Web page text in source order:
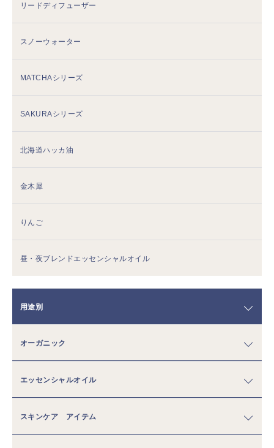
リードディフューザー
スノーウォーター
MATCHAシリーズ
SAKURAシリーズ
北海道ハッカ油
金木犀
りんご
昼・夜ブレンドエッセンシャルオイル
用途別
オーガニック
エッセンシャルオイル
スキンケア アイテム